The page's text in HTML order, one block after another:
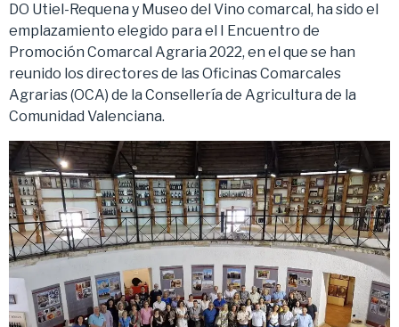
DO Utiel-Requena y Museo del Vino comarcal, ha sido el
emplazamiento elegido para el I Encuentro de
Promoción Comarcal Agraria 2022, en el que se han
reunido los directores de las Oficinas Comarcales
Agrarias (OCA) de la Consellería de Agricultura de la
Comunidad Valenciana.